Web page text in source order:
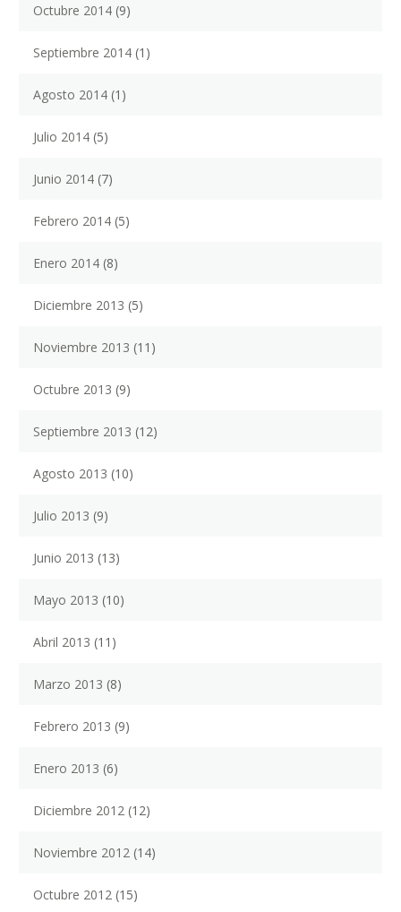
Octubre 2014 (9)
Septiembre 2014 (1)
Agosto 2014 (1)
Julio 2014 (5)
Junio 2014 (7)
Febrero 2014 (5)
Enero 2014 (8)
Diciembre 2013 (5)
Noviembre 2013 (11)
Octubre 2013 (9)
Septiembre 2013 (12)
Agosto 2013 (10)
Julio 2013 (9)
Junio 2013 (13)
Mayo 2013 (10)
Abril 2013 (11)
Marzo 2013 (8)
Febrero 2013 (9)
Enero 2013 (6)
Diciembre 2012 (12)
Noviembre 2012 (14)
Octubre 2012 (15)